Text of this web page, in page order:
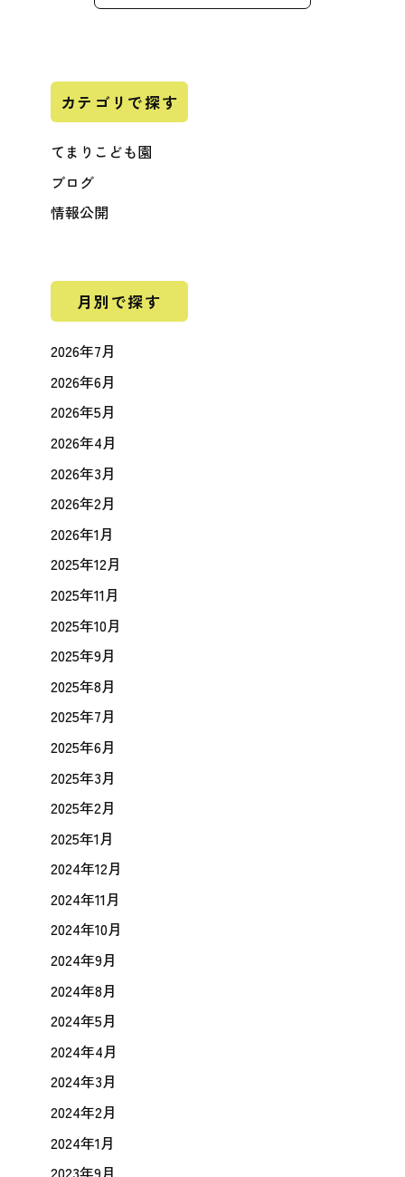
カテゴリで探す
てまりこども園
ブログ
情報公開
月別で探す
2026年7月
2026年6月
2026年5月
2026年4月
2026年3月
2026年2月
2026年1月
2025年12月
2025年11月
2025年10月
2025年9月
2025年8月
2025年7月
2025年6月
2025年3月
2025年2月
2025年1月
2024年12月
2024年11月
2024年10月
2024年9月
2024年8月
2024年5月
2024年4月
2024年3月
2024年2月
2024年1月